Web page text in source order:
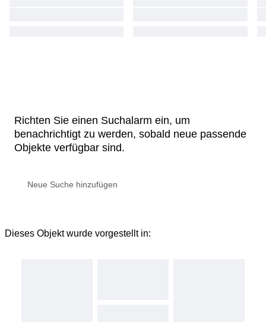
Richten Sie einen Suchalarm ein, um
benachrichtigt zu werden, sobald neue passende
Objekte verfügbar sind.
Dieses Objekt wurde vorgestellt in: